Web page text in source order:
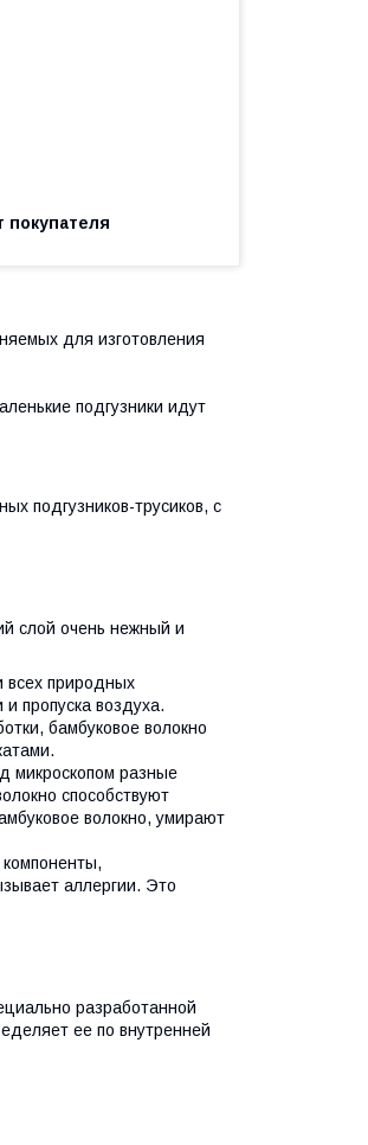
покупателя
для изготовления
подгузники идут
подгузников-трусиков, с
слой очень нежный и
всех природных
пропуска воздуха.
бамбуковое волокно
микроскопом разные
способствуют
волокно, умирают
аллергии. Это
разработанной
ее по внутренней